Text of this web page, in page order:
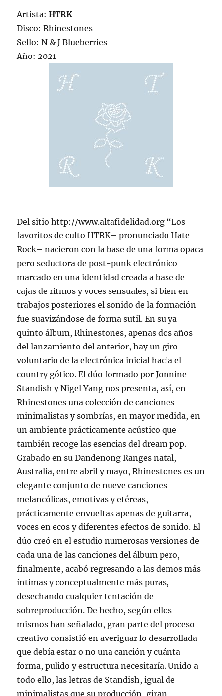
Artista:HTRK
Disco: Rhinestones
Sello: N & J Blueberries
Año: 2021
Del sitio http://www.altafidelidad.org “Los
favoritos de culto HTRK– pronunciado Hate
Rock– nacieron con la base de una forma opaca
pero seductora de post-punk electrónico
marcado en una identidad creada a base de
cajas de ritmos y voces sensuales, si bien en
trabajos posteriores el sonido de la formación
fue suavizándose de forma sutil. En su ya
quinto álbum, Rhinestones, apenas dos años
del lanzamiento del anterior, hay un giro
voluntario de la electrónica inicial hacia el
country gótico. El dúo formado por Jonnine
Standish y Nigel Yang nos presenta, así, en
Rhinestones una colección de canciones
minimalistas y sombrías, en mayor medida, en
un ambiente prácticamente acústico que
también recoge las esencias del dream pop.
Grabado en su Dandenong Ranges natal,
Australia, entre abril y mayo, Rhinestones es un
elegante conjunto de nueve canciones
melancólicas, emotivas y etéreas,
prácticamente envueltas apenas de guitarra,
voces en ecos y diferentes efectos de sonido. El
dúo creó en el estudio numerosas versiones de
cada una de las canciones del álbum pero,
finalmente, acabó regresando a las demos más
íntimas y conceptualmente más puras,
desechando cualquier tentación de
sobreproducción. De hecho, según ellos
mismos han señalado, gran parte del proceso
creativo consistió en averiguar lo desarrollada
que debía estar o no una canción y cuánta
forma, pulido y estructura necesitaría. Unido a
todo ello, las letras de Standish, igual de
minimalistas que su producción, giran